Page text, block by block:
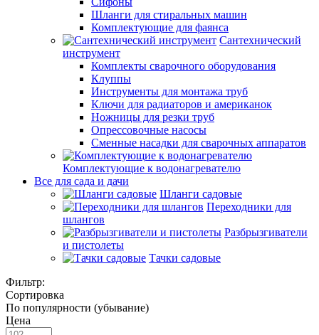
Шланги для стиральных машин
Комплектующие для фаянса
Сантехнический
инструмент
Комплекты сварочного оборудования
Клуппы
Инструменты для монтажа труб
Ключи для радиаторов и американок
Ножницы для резки труб
Опрессовочные насосы
Сменные насадки для сварочных аппаратов
Комплектующие к водонагревателю
Все для сада и дачи
Шланги садовые
Переходники для
шлангов
Разбрызгиватели
и пистолеты
Тачки садовые
Фильтр:
Сортировка
По популярности (убывание)
Цена